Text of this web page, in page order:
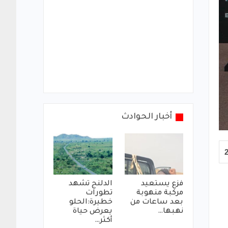
أخبار الحوادث
فزع يستعيد
مركبة منهوبة
بعد ساعات من
نهبها…
الدلنج تشهد
تطورات
خطيرة:الحلو
يعرض حياة
أكثر…